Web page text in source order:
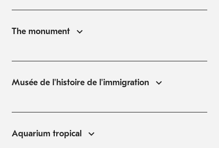
The monument
Musée de l'histoire de l'immigration
Aquarium tropical